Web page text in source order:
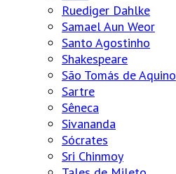
Ruediger Dahlke
Samael Aun Weor
Santo Agostinho
Shakespeare
São Tomás de Aquino
Sartre
Sêneca
Sivananda
Sócrates
Sri Chinmoy